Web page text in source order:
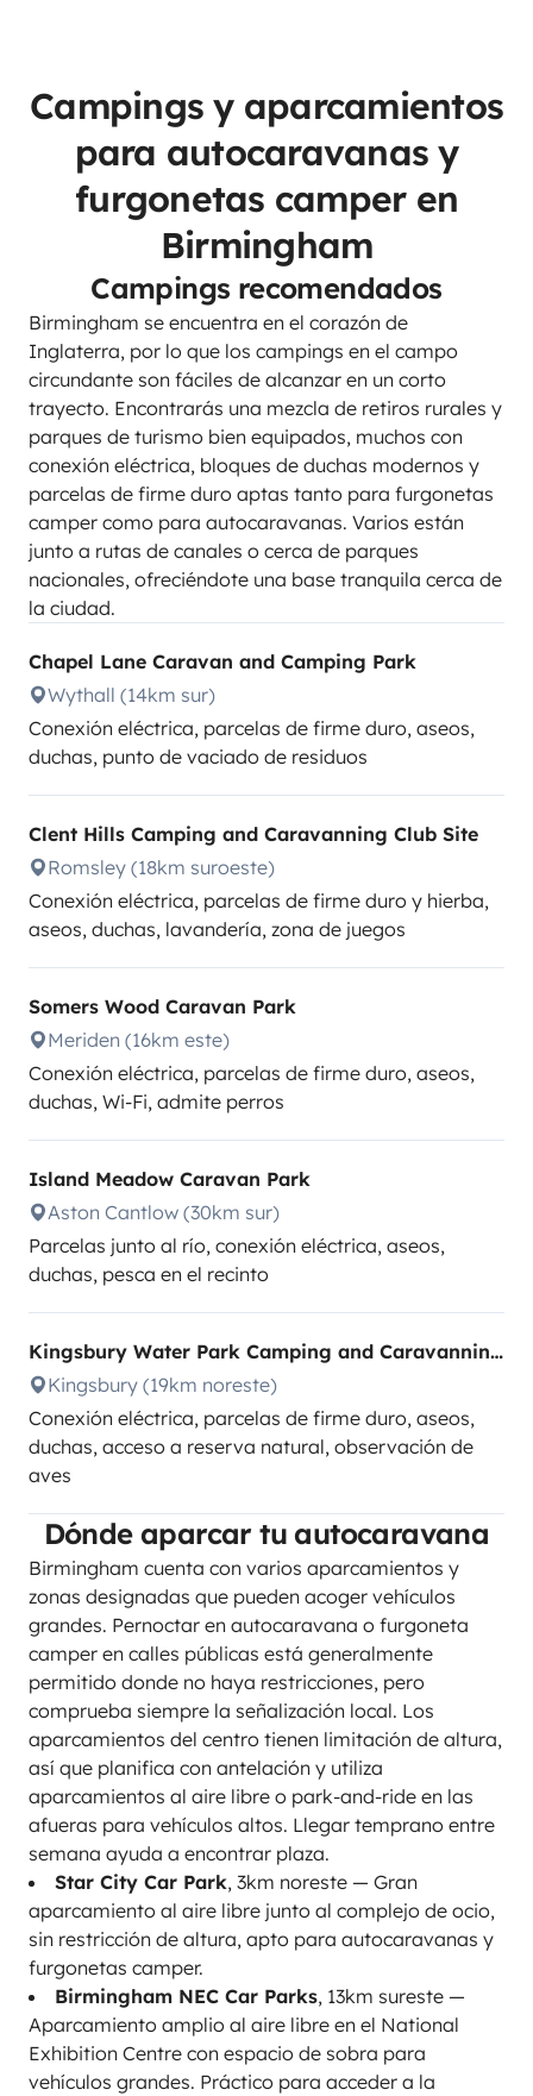
Campings y aparcamientos
para autocaravanas y
furgonetas camper en
Birmingham
Campings recomendados
Birmingham se encuentra en el corazón de
Inglaterra, por lo que los campings en el campo
circundante son fáciles de alcanzar en un corto
trayecto. Encontrarás una mezcla de retiros rurales y
parques de turismo bien equipados, muchos con
conexión eléctrica, bloques de duchas modernos y
parcelas de firme duro aptas tanto para furgonetas
camper como para autocaravanas. Varios están
junto a rutas de canales o cerca de parques
nacionales, ofreciéndote una base tranquila cerca de
la ciudad.
Chapel Lane Caravan and Camping Park
Wythall (14km sur)
Conexión eléctrica, parcelas de firme duro, aseos,
duchas, punto de vaciado de residuos
Clent Hills Camping and Caravanning Club Site
Romsley (18km suroeste)
Conexión eléctrica, parcelas de firme duro y hierba,
aseos, duchas, lavandería, zona de juegos
Somers Wood Caravan Park
Meriden (16km este)
Conexión eléctrica, parcelas de firme duro, aseos,
duchas, Wi-Fi, admite perros
Island Meadow Caravan Park
Aston Cantlow (30km sur)
Parcelas junto al río, conexión eléctrica, aseos,
duchas, pesca en el recinto
Kingsbury Water Park Camping and Caravanning Club Site
Kingsbury (19km noreste)
Conexión eléctrica, parcelas de firme duro, aseos,
duchas, acceso a reserva natural, observación de
aves
Dónde aparcar tu autocaravana
Birmingham cuenta con varios aparcamientos y
zonas designadas que pueden acoger vehículos
grandes. Pernoctar en autocaravana o furgoneta
camper en calles públicas está generalmente
permitido donde no haya restricciones, pero
comprueba siempre la señalización local. Los
aparcamientos del centro tienen limitación de altura,
así que planifica con antelación y utiliza
aparcamientos al aire libre o park-and-ride en las
afueras para vehículos altos. Llegar temprano entre
semana ayuda a encontrar plaza.
Star City Car Park, 3km noreste — Gran
aparcamiento al aire libre junto al complejo de ocio,
sin restricción de altura, apto para autocaravanas y
furgonetas camper.
Birmingham NEC Car Parks, 13km sureste —
Aparcamiento amplio al aire libre en el National
Exhibition Centre con espacio de sobra para
vehículos grandes. Práctico para acceder a la